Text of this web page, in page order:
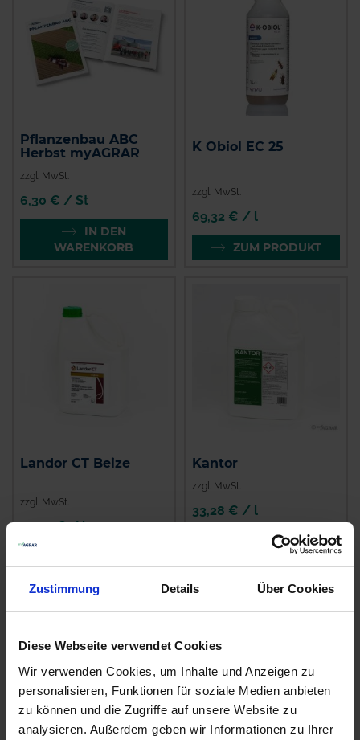
Zustimmung Details Über Cookies
Diese Webseite verwendet Cookies
Wir verwenden Cookies, um Inhalte und Anzeigen zu
personalisieren, Funktionen für soziale Medien anbieten
zu können und die Zugriffe auf unsere Website zu
analysieren. Außerdem geben wir Informationen zu Ihrer
Pflanzenbau ABC
Herbst myAGRAR
zzgl. MwSt.
6,30 € / St
IN DEN
WARENKORB
K Obiol EC 25
zzgl. MwSt.
69,32 € / l
ZUM PRODUKT
Landor CT Beize
zzgl. MwSt.
40,45 € / l
Kantor
zzgl. MwSt.
33,28 € / l
IN DEN
WARENKORB
Ähnliche Produkte
%